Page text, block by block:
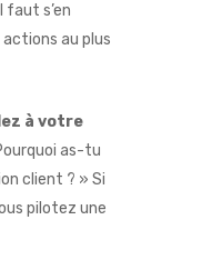
faut s’en
au plus
à votre
as-tu
client ? » Si
pilotez une